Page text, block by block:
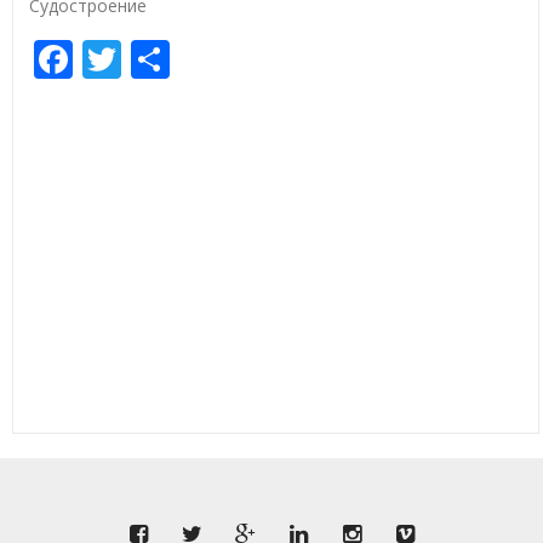
Судостроение
Facebook
Twitter
Share